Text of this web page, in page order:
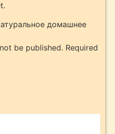
домашнее
be published. Required